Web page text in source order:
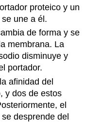
proteico y un
une a él.
de forma y se
membrana. La
disminuye y
portador.
afinidad del
y dos de estos
el
desprende del